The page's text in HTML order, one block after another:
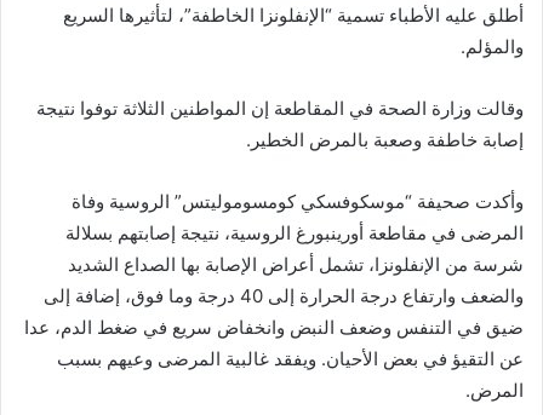
أطلق عليه الأطباء تسمية “الإنفلونزا الخاطفة”، لتأثيرها السريع
والمؤلم.
وقالت وزارة الصحة في المقاطعة إن المواطنين الثلاثة توفوا نتيجة
إصابة خاطفة وصعبة بالمرض الخطير.
وأكدت صحيفة “موسكوفسكي كومسوموليتس” الروسية وفاة
المرضى في مقاطعة أورينبورغ الروسية، نتيجة إصابتهم بسلالة
شرسة من الإنفلونزا، تشمل أعراض الإصابة بها الصداع الشديد
والضعف وارتفاع درجة الحرارة إلى 40 درجة وما فوق، إضافة إلى
ضيق في التنفس وضعف النبض وانخفاض سريع في ضغط الدم، عدا
عن التقيؤ في بعض الأحيان. ويفقد غالبية المرضى وعيهم بسبب
المرض.